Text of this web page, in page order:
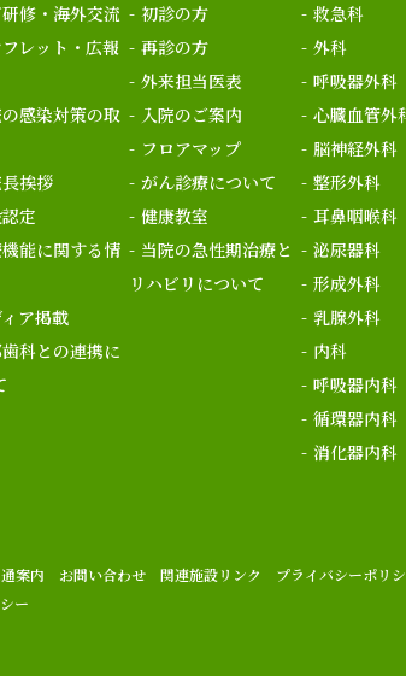
修・海外交流
レット・広報
感染対策の取
挨拶
定
能に関する情
ア掲載
科との連携に
初診の方
再診の方
外来担当医表
入院のご案内
フロアマップ
がん診療について
健康教室
当院の急性期治療と
リハビリについて
救急科
外科
呼吸器外科
心臓血管外
脳神経外科
整形外科
耳鼻咽喉科
泌尿器科
形成外科
乳腺外科
内科
呼吸器内科
循環器内科
消化器内科
案内 お問い合わせ 関連施設リンク
プライバシーポリ
ー